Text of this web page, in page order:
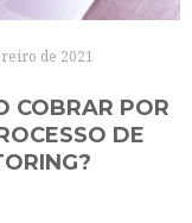
de 2021
COBRAR POR
DE